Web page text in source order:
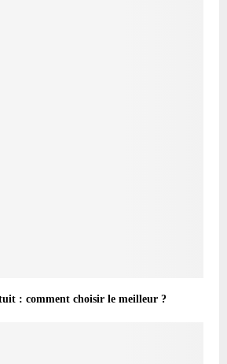
: comment choisir le meilleur ?